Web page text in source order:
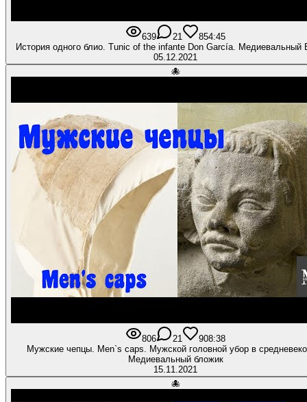
639 21 854:45
История одного блио. Tunic of the infante Don García.
05.12.2021
🐙
806 21 908:38
Мужские чепцы. Men`s caps. Мужской головной убор в
Медиевальный бложик
15.11.2021
🐙